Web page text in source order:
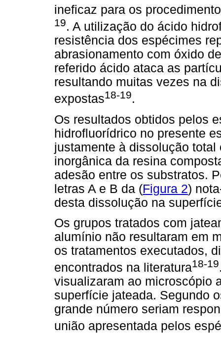
ineficaz para os
19. A utilização do ácido
resistência dos espécimes
abrasionamento com óxido
referido ácido ataca as
resultando muitas vezes na
expostas18-19.
Os resultados obtidos pelos
hidrofluorídrico no presente
justamente à dissolução
inorgânica da resina
adesão entre os substratos.
letras A e B da (Figura 2)
desta dissolução na
Os grupos tratados com
alumínio não resultaram em
os tratamentos executados,
encontrados na literatura18-19
visualizaram ao microscópio
superfície jateada. Segundo
grande número seriam
união apresentada pelos